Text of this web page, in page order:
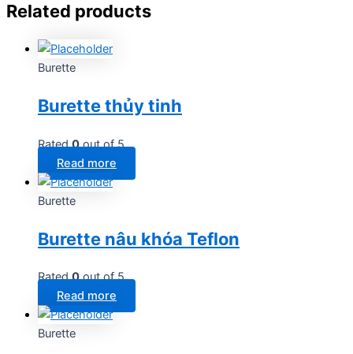
Related products
Burette
Burette thủy tinh
Rated0out of 5
Read more
Burette
Burette nâu khóa Teflon
Rated0out of 5
Read more
Burette